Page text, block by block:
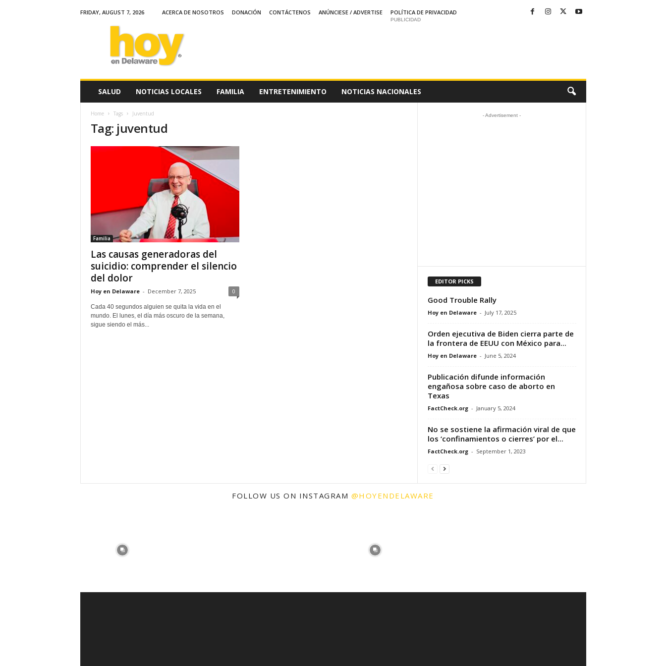
FRIDAY, AUGUST 7, 2026 ACERCA DE NOSOTROS DONACIÓN CONTÁCTENOS ANÚNCIESE / ADVERTISE
POLÍTICA DE PRIVACIDAD
PUBLICIDAD
SALUD NOTICIAS LOCALES FAMILIA ENTRETENIMIENTO NOTICIAS NACIONALES
Home Tags Juventud
Tag: juventud
Familia
Las causas generadoras del
suicidio: comprender el silencio
del dolor
Hoy en Delaware - December 7, 2025 0
Cada 40 segundos alguien se quita la vida en el
mundo. El lunes, el día más oscuro de la semana,
sigue siendo el más...
- Advertisement -
EDITOR PICKS
Good Trouble Rally
Hoy en Delaware - July 17, 2025
Orden ejecutiva de Biden cierra parte de
la frontera de EEUU con México para...
Hoy en Delaware - June 5, 2024
Publicación difunde información
engañosa sobre caso de aborto en
Texas
FactCheck.org - January 5, 2024
No se sostiene la afirmación viral de que
los ‘confinamientos o cierres’ por el...
FactCheck.org - September 1, 2023
FOLLOW US ON INSTAGRAM @HOYENDELAWARE